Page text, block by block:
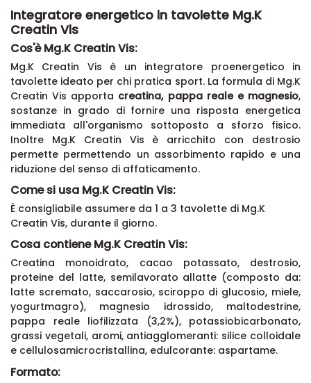
Integratore energetico in tavolette Mg.K
Creatin Vis
Cos'è Mg.K Creatin Vis:
Mg.K Creatin Vis è un integratore proenergetico in
tavolette ideato per chi pratica sport. La formula di Mg.K
Creatin Vis apportacreatina, pappa reale e magnesio
sostanze in grado di fornire una risposta energetica
immediata all'organismo sottoposto a sforzo fisico.
Inoltre Mg.K Creatin Vis è arricchito con destrosio
riduzione del senso di affaticamento.
Come si usa Mg.K Creatin Vis:
È consigliabile assumere da 1 a 3 tavolette di Mg.K
Creatin Vis, durante il giorno.
Cosa contiene Mg.K Creatin Vis:
Creatina monoidrato, cacao potassato, destrosio,
proteine del latte, semilavorato allatte (composto da:
latte scremato, saccarosio, sciroppo di glucosio, miele,
yogurtmagro), magnesio idrossido, maltodestrine,
pappa reale liofilizzata (3,2%), potassiobicarbonato,
grassi vegetali, aromi, antiagglomeranti: silice colloidale
e cellulosamicrocristallina, edulcorante: aspartame.